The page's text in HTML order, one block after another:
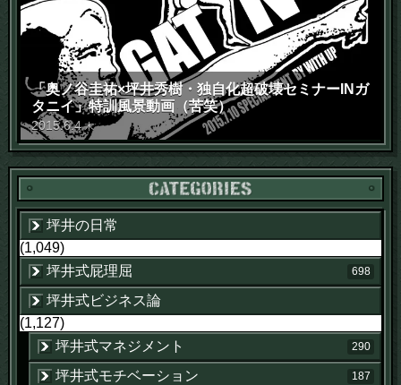
「奥ノ谷圭祐×坪井秀樹・独自化超破壊セミナーINガ
タニイ」特訓風景動画（苦笑）
2015.6.4 木
坪井の日常
(1,049)
坪井式屁理屈
698
坪井式ビジネス論
(1,127)
坪井式マネジメント
290
坪井式モチベーション 187